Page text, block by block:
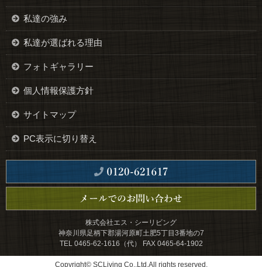
私達の強み
私達が選ばれる理由
フォトギャラリー
個人情報保護方針
サイトマップ
PC表示に切り替え
株式会社エス・シーリビング
神奈川県足柄下郡湯河原町土肥5丁目3番地の7
TEL 0465-62-1616（代） FAX 0465-64-1902
Copyright© SCLiving Co.,Ltd.All rights reserved.